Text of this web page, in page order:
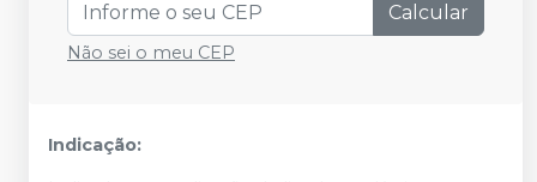
Calcular
Não sei o meu CEP
Indicação: